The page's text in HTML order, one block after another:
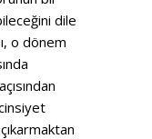
dile
o dönem